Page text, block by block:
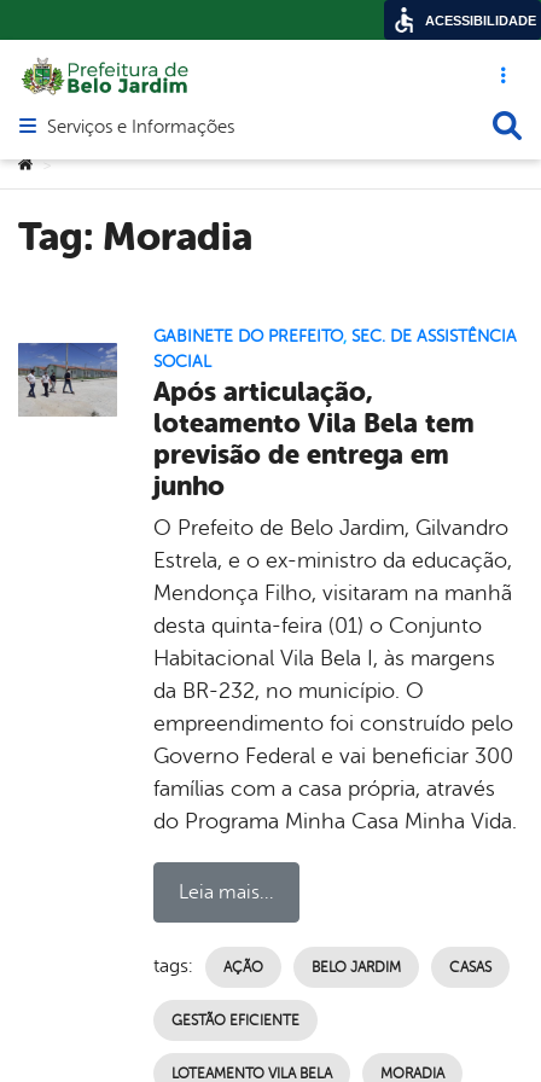
Acesso
Abrir menu principal de navegação
Serviços e Informações
Você está aqui:
>
Tag: Moradia
GABINETE DO PREFEITO, SEC. DE ASSISTÊNCIA
SOCIAL
Após articulação,
loteamento Vila Bela tem
previsão de entrega em
junho
O Prefeito de Belo Jardim, Gilvandro
Estrela, e o ex-ministro da educação,
Mendonça Filho, visitaram na manhã
desta quinta-feira (01) o Conjunto
Habitacional Vila Bela I, às margens
da BR-232, no município. O
empreendimento foi construído pelo
Governo Federal e vai beneficiar 300
famílias com a casa própria, através
do Programa Minha Casa Minha Vida.
Leia mais...
tags: AÇÃO BELO JARDIM CASAS
GESTÃO EFICIENTE
LOTEAMENTO VILA BELA MORADIA
ACESSIBILIDADE